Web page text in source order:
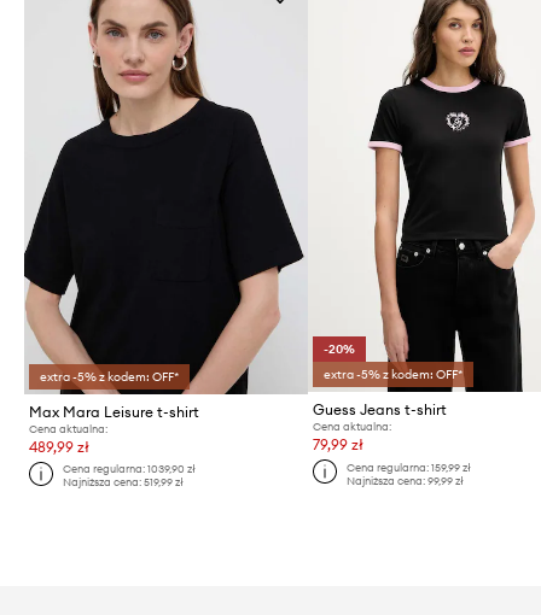
extra -5% z kodem: OFF*
Max Mara Leisure t-shirt
Cena aktualna:
489,99 zł
Cena regularna:1039,90 zł
Najniższa cena:519,99 zł
-20%
extra -5% z kodem: OFF*
Guess Jeans t-shirt
Cena aktualna:
79,99 zł
Cena regularna: 159,99 zł
Najniższa cena: 99,99 zł